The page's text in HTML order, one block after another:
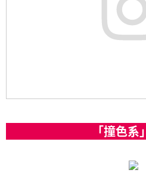
「撞色